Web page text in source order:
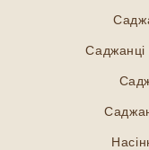
Саджанці